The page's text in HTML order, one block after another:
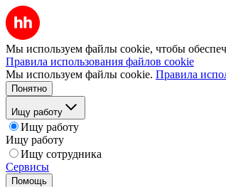
Мы используем файлы cookie, чтобы
Правила использования файлов cookie
Мы используем файлы cookie. Правила
Понятно
Ищу работу
Ищу работу
Ищу работу
Ищу сотрудника
Сервисы
Помощь